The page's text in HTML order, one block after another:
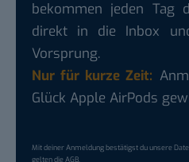
bekommen jeden Tag
direkt in die Inbox
Vorsprung.
Nur für kurze Zeit:
Glück Apple AirPods
Mit deiner Anmeldung bestätigst du unsere
gelten dieAGB.